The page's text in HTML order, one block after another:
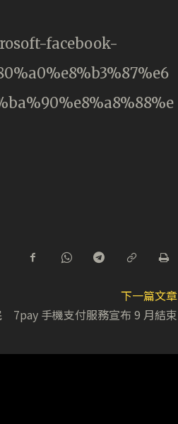
facebook-
下一篇文章
7pay 手機支付服務宣布 9 月結束